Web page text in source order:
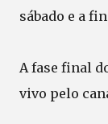
sábado e a
A fase final
vivo pelo